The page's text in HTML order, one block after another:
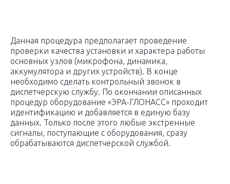
Данная процедура предполагает проведение
проверки качества установки и характера работы
основных узлов (микрофона, динамика,
аккумулятора и других устройств). В конце
необходимо сделать контрольный звонок в
диспетчерскую службу. По окончании описанных
процедур оборудование «ЭРА-ГЛОНАСС» проходит
идентификацию и добавляется в единую базу
данных. Только после этого любые экстренные
сигналы, поступающие с оборудования, сразу
обрабатываются диспетчерской службой.